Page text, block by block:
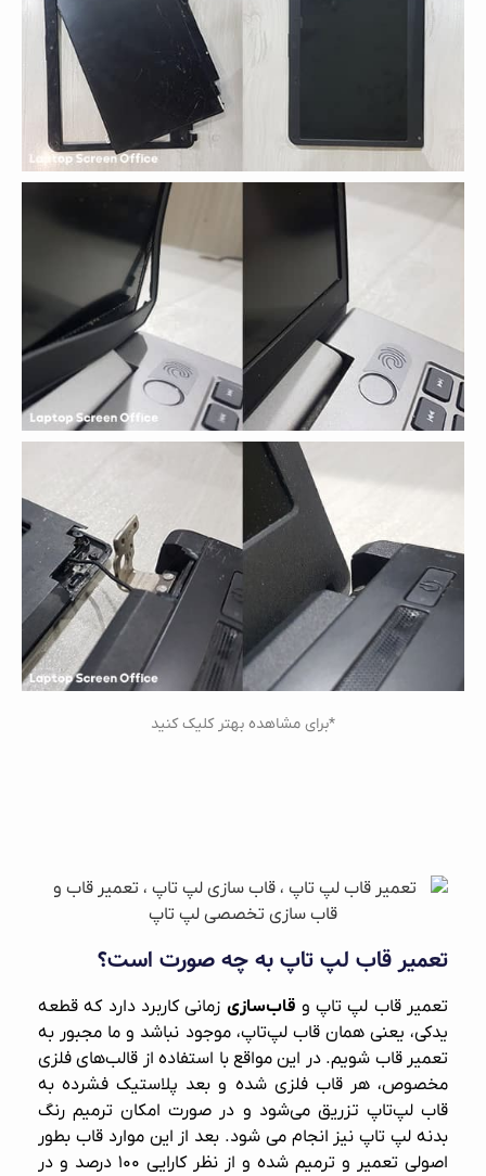
*برای مشاهده بهتر کلیک کنید
تعمیر قاب لپ‌ تاپ به چه صورت است؟
تعمیر قاب لپ‌ تاپ و قاب‌سازی زمانی کاربرد دارد که قطعه
یدکی، یعنی همان قاب لپ‌تاپ، موجود نباشد و ما مجبور به
تعمیر قاب شویم. در این مواقع با استفاده از قالب‌های فلزی
مخصوص، هر قاب فلزی شده و بعد پلاستیک فشرده به
قاب لپ‌تاپ تزریق می‌شود و در صورت امکان ترمیم رنگ
بدنه لپ تاپ نیز انجام می شود. بعد از این موارد قاب بطور
اصولی تعمیر و ترمیم شده و از نظر کارایی ۱۰۰ درصد و در